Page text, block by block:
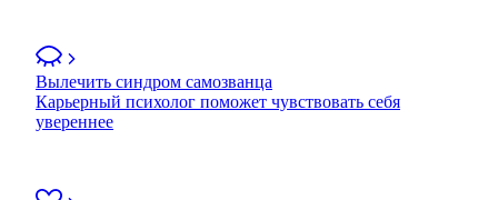
Вылечить синдром самозванца
Карьерный психолог поможет чувствовать себя
увереннее